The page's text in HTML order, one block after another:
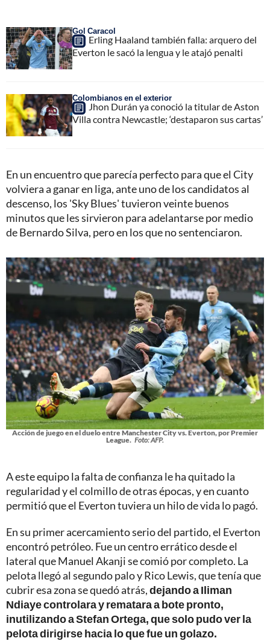
Gol Caracol
Erling Haaland también falla: arquero del
Everton le sacó la lengua y le atajó penalti
Colombianos en el exterior
Jhon Durán ya conoció la titular de Aston
Villa contra Newcastle; ‘destaparon sus cartas’
En un encuentro que parecía perfecto para que el City
volviera a ganar en liga, ante uno de los candidatos al
descenso, los 'Sky Blues' tuvieron veinte buenos
minutos que les sirvieron para adelantarse por medio
de Bernardo Silva, pero en los que no sentenciaron.
Acción de juego en el duelo entre Manchester City vs. Everton, por Premier
League. Foto: AFP.
A este equipo la falta de confianza le ha quitado la
regularidad y el colmillo de otras épocas, y en cuanto
permitió que el Everton tuviera un hilo de vida lo pagó.
En su primer acercamiento serio del partido, el Everton
encontró petróleo. Fue un centro errático desde el
lateral que Manuel Akanji se comió por completo. La
pelota llegó al segundo palo y Rico Lewis, que tenía que
cubrir esa zona se quedó atrás,dejando a Iliman
Ndiaye controlara y rematara a bote pronto,
inutilizando a Stefan Ortega, que solo pudo ver la
pelota dirigirse hacia lo que fue un golazo.